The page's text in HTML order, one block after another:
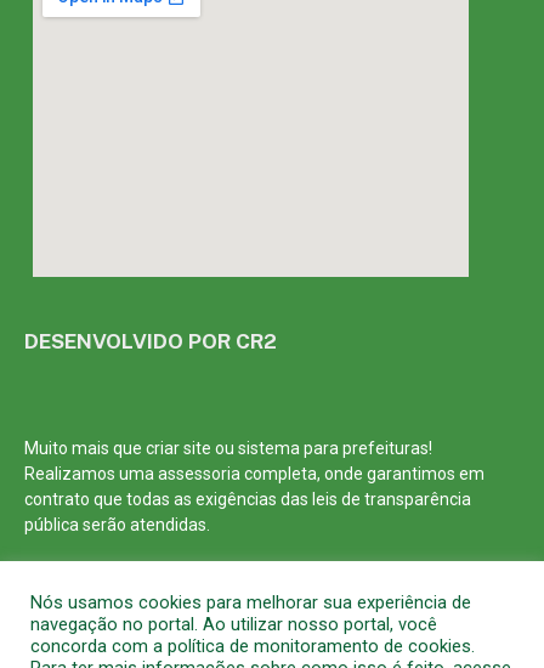
DESENVOLVIDO POR CR2
Muito mais que criar site ou sistema para prefeituras!
Realizamos umaassessoriacompleta, onde garantimos em
contrato que todas as exigências das leis de transparência
públicaserão atendidas.
Nós usamos cookies para melhorar sua experiência de
navegação no portal. Ao utilizar nosso portal, você
concorda com a política de monitoramento de cookies.